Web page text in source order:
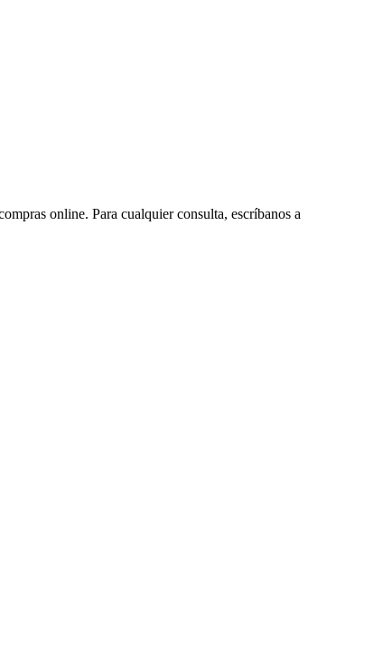
online. Para cualquier consulta, escríbanos a